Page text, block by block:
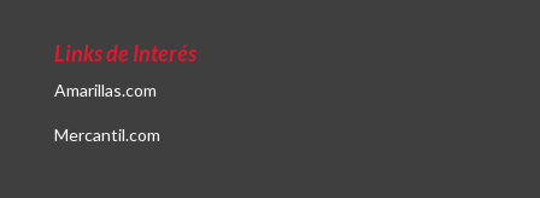
Links de Interés
Amarillas.com
Mercantil.com